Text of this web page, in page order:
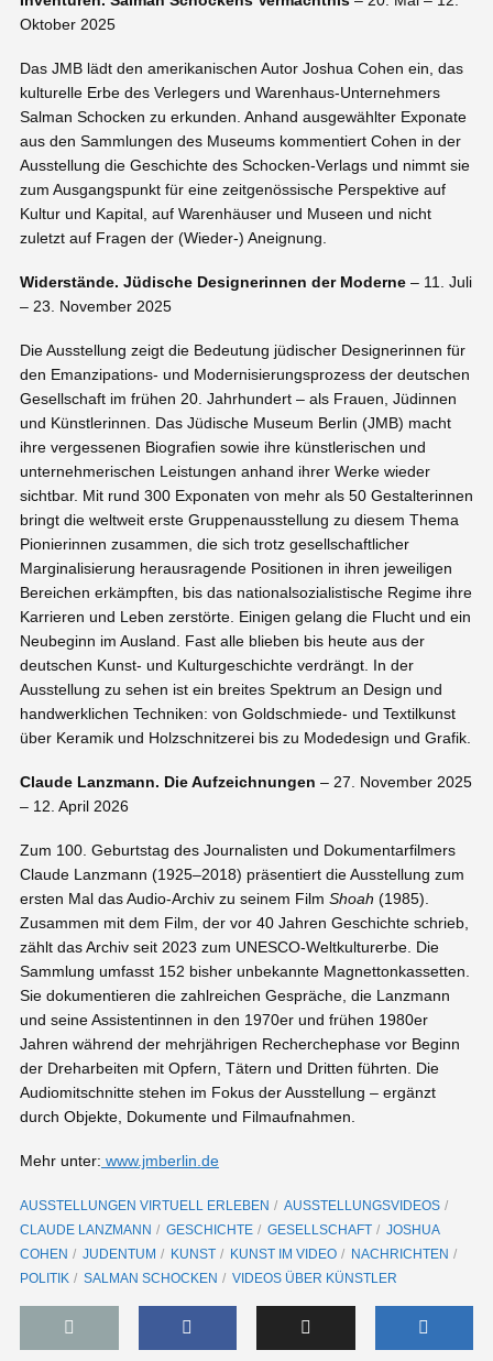
Oktober 2025
Das JMB lädt den amerikanischen Autor Joshua Cohen ein, das
kulturelle Erbe des Verlegers und Warenhaus-Unternehmers
Salman Schocken zu erkunden. Anhand ausgewählter Exponate
aus den Sammlungen des Museums kommentiert Cohen in der
Ausstellung die Geschichte des Schocken-Verlags und nimmt sie
zum Ausgangspunkt für eine zeitgenössische Perspektive auf
Kultur und Kapital, auf Warenhäuser und Museen und nicht
zuletzt auf Fragen der (Wieder-) Aneignung.
Widerstände. Jüdische Designerinnen der Moderne – 11. Juli
– 23. November 2025
Die Ausstellung zeigt die Bedeutung jüdischer Designerinnen für
den Emanzipations- und Modernisierungsprozess der deutschen
Gesellschaft im frühen 20. Jahrhundert – als Frauen, Jüdinnen
und Künstlerinnen. Das Jüdische Museum Berlin (JMB) macht
ihre vergessenen Biografien sowie ihre künstlerischen und
unternehmerischen Leistungen anhand ihrer Werke wieder
sichtbar. Mit rund 300 Exponaten von mehr als 50 Gestalterinnen
bringt die weltweit erste Gruppenausstellung zu diesem Thema
Pionierinnen zusammen, die sich trotz gesellschaftlicher
Marginalisierung herausragende Positionen in ihren jeweiligen
Bereichen erkämpften, bis das nationalsozialistische Regime ihre
Karrieren und Leben zerstörte. Einigen gelang die Flucht und ein
Neubeginn im Ausland. Fast alle blieben bis heute aus der
deutschen Kunst- und Kulturgeschichte verdrängt. In der
Ausstellung zu sehen ist ein breites Spektrum an Design und
handwerklichen Techniken: von Goldschmiede- und Textilkunst
über Keramik und Holzschnitzerei bis zu Modedesign und Grafik.
Claude Lanzmann. Die Aufzeichnungen – 27. November 2025
– 12. April 2026
Zum 100. Geburtstag des Journalisten und Dokumentarfilmers
Claude Lanzmann (1925–2018) präsentiert die Ausstellung zum
ersten Mal das Audio-Archiv zu seinem Film Shoah (1985).
Zusammen mit dem Film, der vor 40 Jahren Geschichte schrieb,
zählt das Archiv seit 2023 zum UNESCO-Weltkulturerbe. Die
Sammlung umfasst 152 bisher unbekannte Magnettonkassetten.
Sie dokumentieren die zahlreichen Gespräche, die Lanzmann
und seine Assistentinnen in den 1970er und frühen 1980er
Jahren während der mehrjährigen Recherchephase vor Beginn
der Dreharbeiten mit Opfern, Tätern und Dritten führten. Die
Audiomitschnitte stehen im Fokus der Ausstellung – ergänzt
durch Objekte, Dokumente und Filmaufnahmen.
Mehr unter: www.jmberlin.de
AUSSTELLUNGEN VIRTUELL ERLEBEN
AUSSTELLUNGSVIDEOS
CLAUDE LANZMANN
GESCHICHTE GESELLSCHAFT
JOSHUA
COHEN
JUDENTUM KUNST KUNST IM VIDEO
NACHRICHTEN
POLITIK
SALMAN SCHOCKEN VIDEOS ÜBER KÜNSTLER